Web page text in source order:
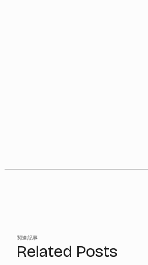
関連記事
Related Posts